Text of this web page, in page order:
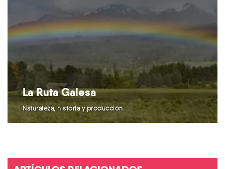
La Ruta Galesa
Naturaleza, historia y producción.